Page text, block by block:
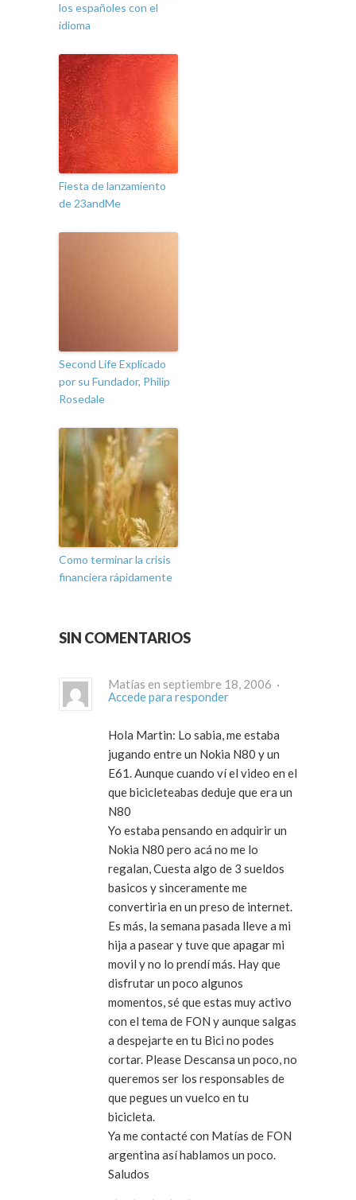
los españoles con el
idioma
Fiesta de lanzamiento
de 23andMe
Second Life Explicado
por su Fundador, Philip
Rosedale
Como terminar la crisis
financiera rápidamente
SIN COMENTARIOS
Matías en septiembre 18, 2006 ·
Accede para responder
Hola Martin: Lo sabia, me estaba
jugando entre un Nokia N80 y un
E61. Aunque cuando ví el video en el
que bicicleteabas deduje que era un
N80
Yo estaba pensando en adquirir un
Nokia N80 pero acá no me lo
regalan, Cuesta algo de 3 sueldos
basicos y sinceramente me
convertiria en un preso de internet.
Es más, la semana pasada lleve a mi
hija a pasear y tuve que apagar mi
movil y no lo prendí más. Hay que
disfrutar un poco algunos
momentos, sé que estas muy activo
con el tema de FON y aunque salgas
a despejarte en tu Bici no podes
cortar. Please Descansa un poco, no
queremos ser los responsables de
que pegues un vuelco en tu
bicicleta.
Ya me contacté con Matías de FON
argentina así hablamos un poco.
Saludos